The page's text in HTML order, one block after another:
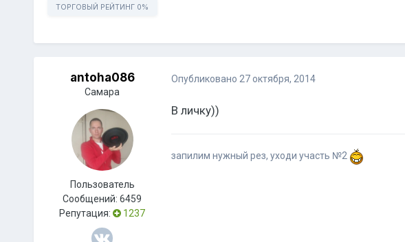
ТОРГОВЫЙ РЕЙТИНГ 0%
antoha086
Самара
Пользователь
Сообщений:6459
Репутация:
1237
Опубликовано 27 октября, 2014
В личку))
запилим нужный рез, уходи участь №2